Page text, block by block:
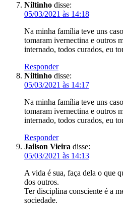
Niltinho disse:
05/03/2021 às 14:18
Na minha família teve uns
tomaram ivernectina e outros
internado, todos curados, eu
Responder
Niltinho disse:
05/03/2021 às 14:17
Na minha família teve uns
tomaram ivernectina e outros
internado, todos curados, eu
Responder
Jailson Vieira disse:
05/03/2021 às 14:13
A vida é sua, faça dela o que
dos outros.
Ter disciplina consciente é a
sociedade.